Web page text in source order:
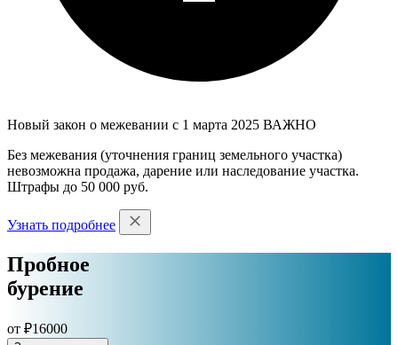
Новый закон о межевании с 1 марта 2025 ВАЖНО
Без межевания (уточнения границ земельного участка)
невозможна продажа, дарение или наследование участка.
Штрафы до 50 000 руб.
Узнать подробнее
Пробное
бурение
от ₽16000